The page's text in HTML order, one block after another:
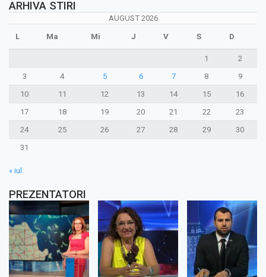
ARHIVA STIRI
AUGUST 2026
L Ma Mi J V S D
1
2
3
4 5 6 7 8
9
10
11 12 13 14 15
16
17
18 19 20 21 22
23
24
25 26 27 28 29
30
31
« iul.
PREZENTATORI